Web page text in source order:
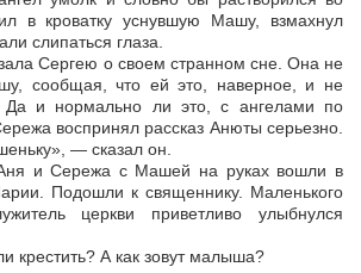
в кроватку уснувшую Машу, взмахнул
слипаться глаза.
Сергею о своем странном сне. Она не
сообщая, что ей это, наверное, и не
Да и нормально ли это, с ангелами по
воспринял рассказ Анюты серьезно.
— сказал он.
и Сережа с Машей на руках вошли в
Подошли к священнику. Маленького
церкви приветливо улыбнулся
крестить? А как зовут малыша?